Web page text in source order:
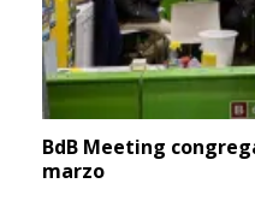
BdB Meeting
marzo